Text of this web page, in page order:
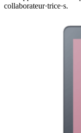
collaborateur·trice·s.